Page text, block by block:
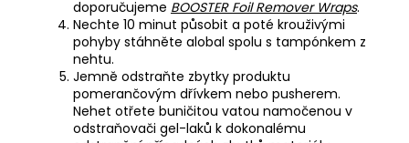
doporučujeme BOOSTER Foil Remover Wraps.
Nechte 10 minut působit a poté krouživými
pohyby stáhněte alobal spolu s tampónkem z
nehtu.
Jemně odstraňte zbytky produktu
pomerančovým dřívkem nebo pusherem.
Nehet otřete buničitou vatou namočenou v
odstraňovači gel-laků k dokonalému